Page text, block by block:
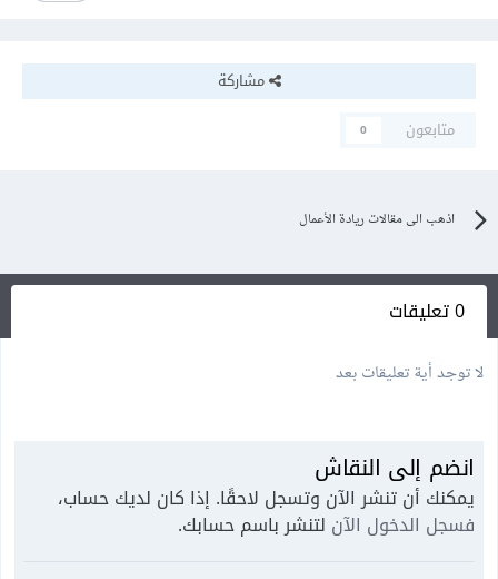
مشاركة
متابعون
0
اذهب الى مقالات ريادة الأعمال
0 تعليقات
لا توجد أية تعليقات بعد
انضم إلى النقاش
يمكنك أن تنشر الآن وتسجل لاحقًا. إذا كان لديك حساب،
فسجل الدخول الآن لتنشر باسم حسابك.